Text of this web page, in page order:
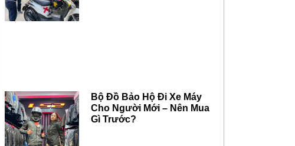
Bộ Đồ Bảo Hộ Đi Xe Máy
Cho Người Mới – Nên Mua
Gì Trước?